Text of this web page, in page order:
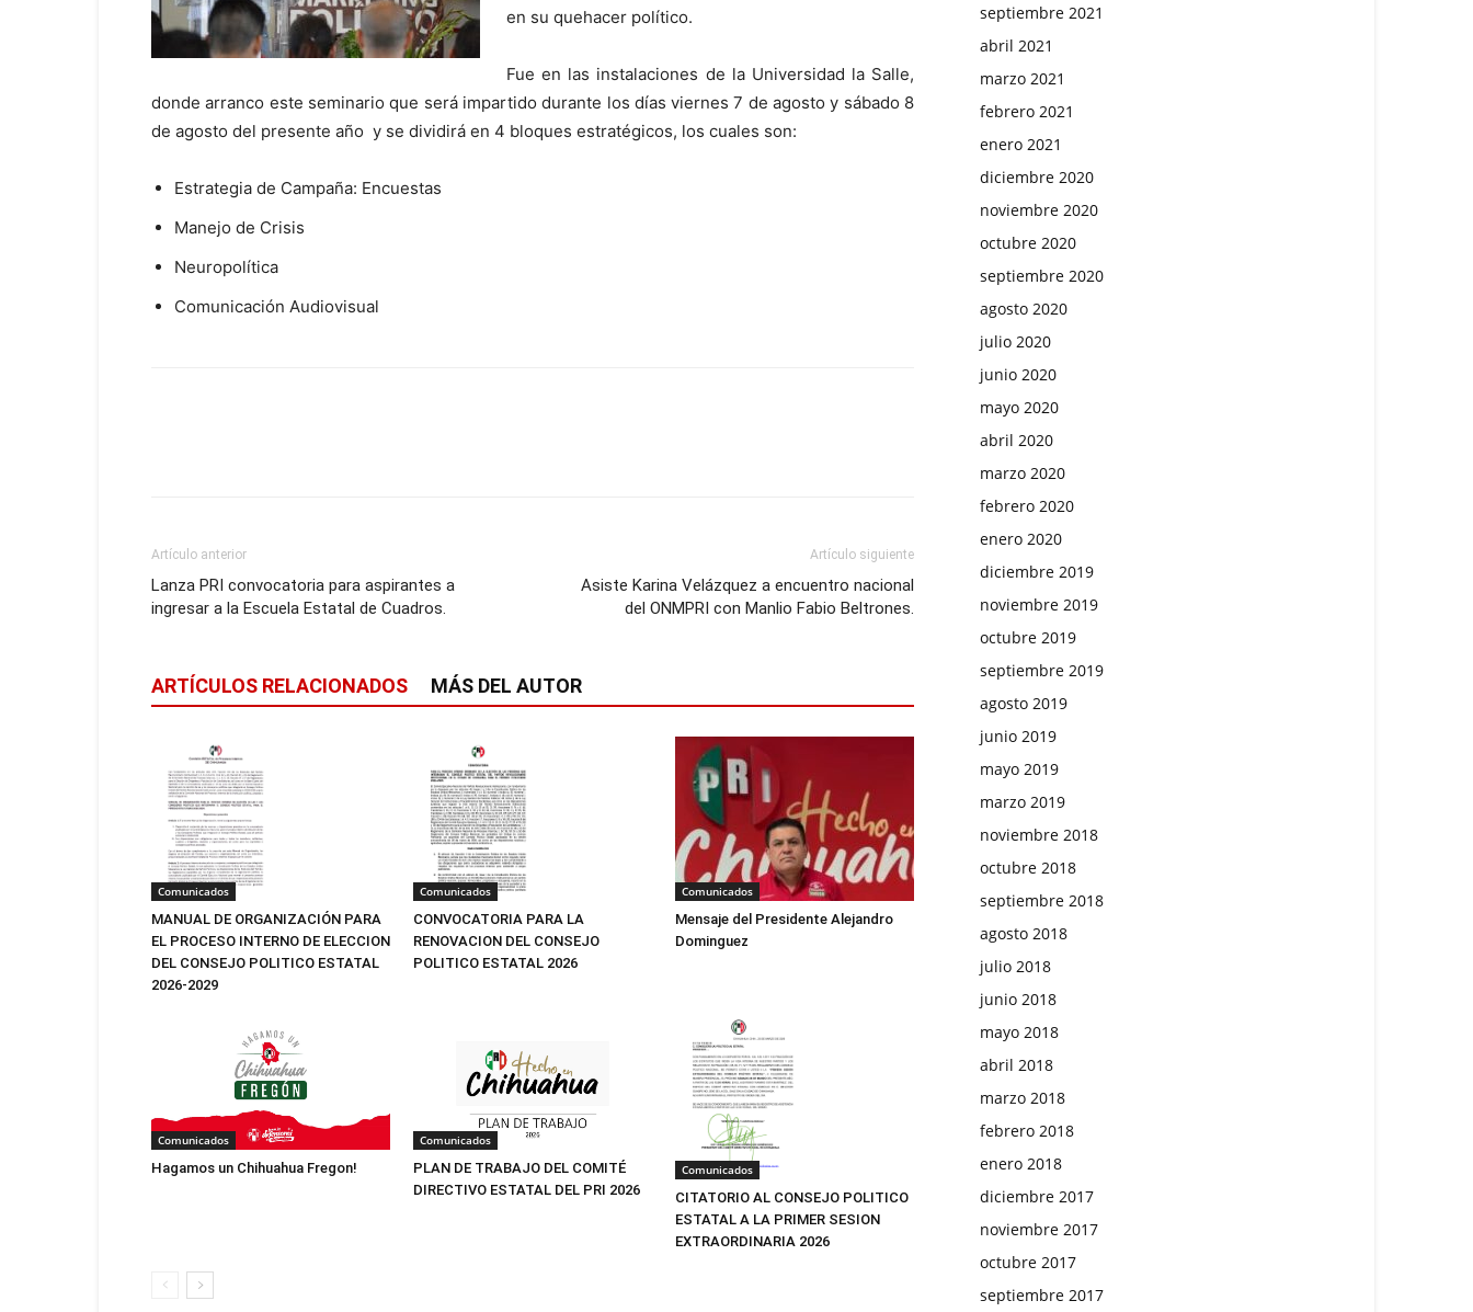
en su quehacer político.
Fue en las instalaciones de la Universidad la Salle,
donde arranco este seminario que será impartido durante los días viernes 7 de agosto y sábado 8
de agosto del presente año y se dividirá en 4 bloques estratégicos, los cuales son:
Estrategia de Campaña: Encuestas
Manejo de Crisis
Neuropolítica
Comunicación Audiovisual
Artículo anterior
Lanza PRI convocatoria para aspirantes a
ingresar a la Escuela Estatal de Cuadros.
Artículo siguiente
Asiste Karina Velázquez a encuentro nacional
del ONMPRI con Manlio Fabio Beltrones.
ARTÍCULOS RELACIONADOS MÁS DEL AUTOR
Comunicados
MANUAL DE ORGANIZACIÓN PARA
EL PROCESO INTERNO DE ELECCION
DEL CONSEJO POLITICO ESTATAL
2026-2029
Comunicados
CONVOCATORIA PARA LA
RENOVACION DEL CONSEJO
POLITICO ESTATAL 2026
Comunicados
Mensaje del Presidente Alejandro
Dominguez
Comunicados
Hagamos un Chihuahua Fregon!
Comunicados
PLAN DE TRABAJO DEL COMITÉ
DIRECTIVO ESTATAL DEL PRI 2026
Comunicados
CITATORIO AL CONSEJO POLITICO
ESTATAL A LA PRIMER SESION
EXTRAORDINARIA 2026
septiembre 2021
abril 2021
marzo 2021
febrero 2021
enero 2021
diciembre 2020
noviembre 2020
octubre 2020
septiembre 2020
agosto 2020
julio 2020
junio 2020
mayo 2020
abril 2020
marzo 2020
febrero 2020
enero 2020
diciembre 2019
noviembre 2019
octubre 2019
septiembre 2019
agosto 2019
junio 2019
mayo 2019
marzo 2019
noviembre 2018
octubre 2018
septiembre 2018
agosto 2018
julio 2018
junio 2018
mayo 2018
abril 2018
marzo 2018
febrero 2018
enero 2018
diciembre 2017
noviembre 2017
octubre 2017
septiembre 2017